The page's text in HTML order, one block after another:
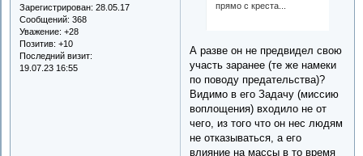
Зарегистрирован: 28.05.17
Сообщений: 368
Уважение: +28
Позитив: +10
Последний визит:
19.07.23 16:55
прямо с креста...
А разве он не предвидел свою
участь заранее (те же намеки
по поводу предательства)?
Видимо в его Задачу (миссию
воплощения) входило не от
чего, из того что он нес людям
не отказываться, а его
влияние на массы в то время